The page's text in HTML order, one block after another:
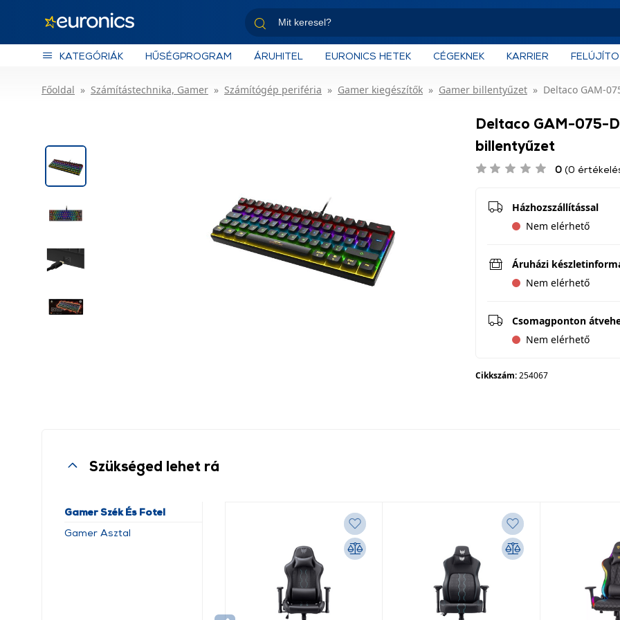
KATEGÓRIÁK HŰSÉGPROGRAM ÁRUHITEL EURONICS HETEK CÉGEKNEK KARRIER
Főoldal Számítástechnika, Gamer Számítógép periféria Gamer kiegészítők Gamer billentyűzet Deltaco GAM-
Deltaco GAM-075-
billentyűzet
0 (0
Házhozszállítással
Nem elérhető
Áruházi
Nem elérhető
Csomagponton
Nem elérhető
Cikkszám:254067
Szükséged lehet rá
Gamer Szék És Fotel
Gamer Asztal